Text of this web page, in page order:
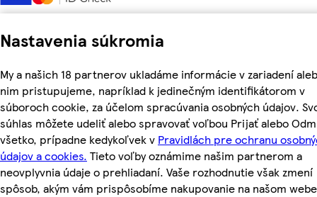
Nastavenia súkromia
My a našich 18 partnerov ukladáme informácie v zariadení
nim pristupujeme, napríklad k jedinečným identifikátorom v
súboroch cookie, za účelom spracúvania osobných údajov.
súhlas môžete udeliť alebo spravovať voľbou Prijať alebo
všetko, prípadne kedykoľvek v Pravidlách pre ochranu
údajov a cookies. Tieto voľby oznámime našim partnerom a
neovplyvnia údaje o prehliadaní. Vaše rozhodnutie však zmení
spôsob, akým vám prispôsobíme nakupovanie na našom